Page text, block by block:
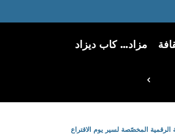
مزاد… كاب ديزاد
الرقمية المخصّصة لسير يوم الاقتراع